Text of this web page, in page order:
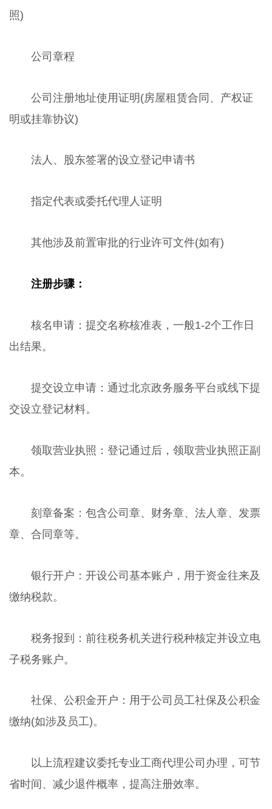
照)
公司章程
公司注册地址使用证明(房屋租赁合同、产权证
明或挂靠协议)
法人、股东签署的设立登记申请书
指定代表或委托代理人证明
其他涉及前置审批的行业许可文件(如有)
注册步骤：
核名申请：提交名称核准表，一般1-2个工作日
出结果。
提交设立申请：通过北京政务服务平台或线下提
交设立登记材料。
领取营业执照：登记通过后，领取营业执照正副
本。
刻章备案：包含公司章、财务章、法人章、发票
章、合同章等。
银行开户：开设公司基本账户，用于资金往来及
缴纳税款。
税务报到：前往税务机关进行税种核定并设立电
子税务账户。
社保、公积金开户：用于公司员工社保及公积金
缴纳(如涉及员工)。
以上流程建议委托专业工商代理公司办理，可节
省时间、减少退件概率，提高注册效率。